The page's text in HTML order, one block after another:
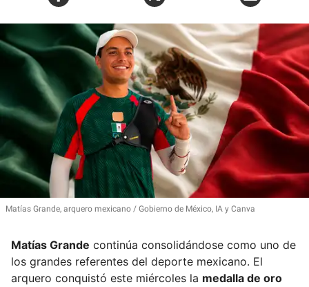
Matías Grande, arquero mexicano Gobierno de México, IA y Canva
Matías Grande continúa consolidándose como uno de
los grandes referentes del deporte mexicano. El
arquero conquistó este miércoles la medalla de oro